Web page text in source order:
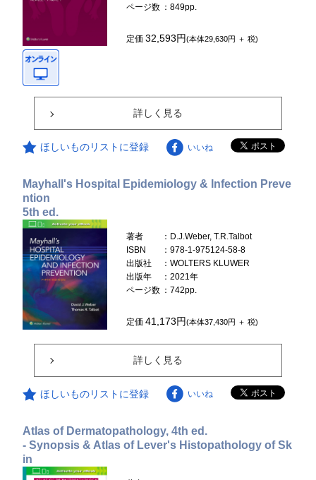
ページ数 ：849pp.
定価32,593円(本体29,630円 ＋ 税)
詳しく見る
ほしいものリストに登録 いいね
Mayhall's Hospital Epidemiology & Infection Preve
ntion
5th ed.
著者
：D.J.Weber, T.R.Talbot
ISBN
：978-1-975124-58-8
出版社
：WOLTERS KLUWER
出版年
：2021年
ページ数 ：742pp.
定価41,173円(本体37,430円 ＋ 税)
詳しく見る
ほしいものリストに登録 いいね
Atlas of Dermatopathology, 4th ed.
- Synopsis & Atlas of Lever's Histopathology of Sk
in